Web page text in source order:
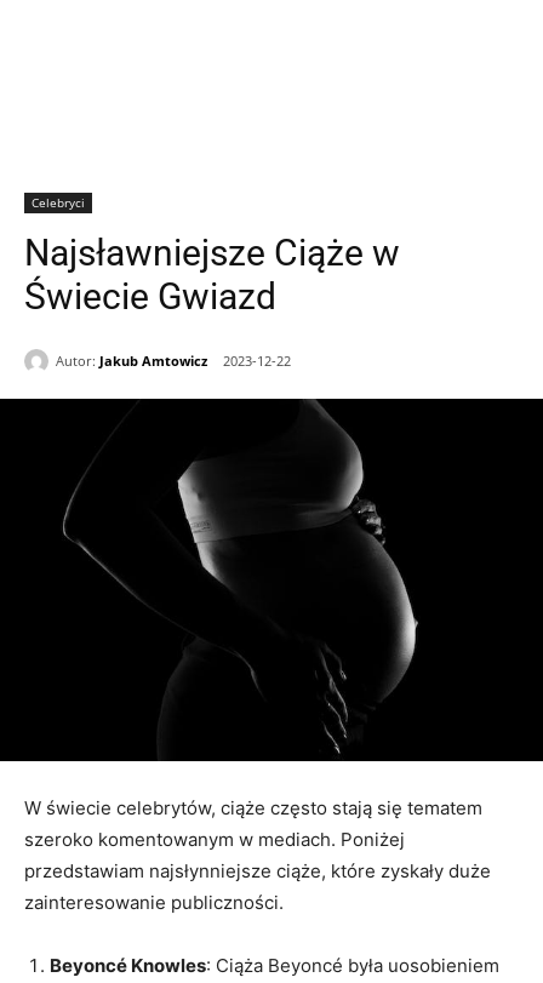
Celebryci
Najsławniejsze Ciąże w
Świecie Gwiazd
Autor: Jakub Amtowicz 2023-12-22
W świecie celebrytów, ciąże często stają się tematem
szeroko komentowanym w mediach. Poniżej
przedstawiam najsłynniejsze ciąże, które zyskały duże
zainteresowanie publiczności.
Beyoncé Knowles: Ciąża Beyoncé była uosobieniem